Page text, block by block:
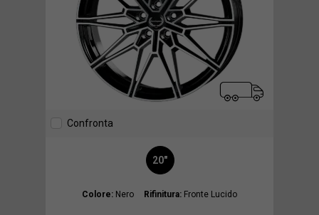
Confronta
20"
Colore: Nero Rifinitura: Fronte Lucido